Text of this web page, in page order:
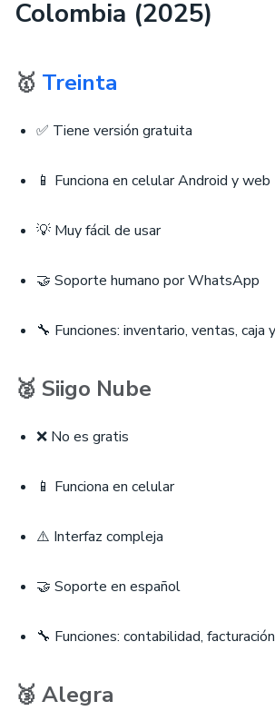
Colombia (2025)
🥇 Treinta
✅ Tiene versión gratuita
📱 Funciona en celular Android y web
💡 Muy fácil de usar
🤝 Soporte humano por WhatsApp
🔧 Funciones: inventario, ventas, caja
🥈 Siigo Nube
❌ No es gratis
📱 Funciona en celular
⚠️ Interfaz compleja
🤝 Soporte en español
🔧 Funciones: contabilidad, facturación
🥉 Alegra